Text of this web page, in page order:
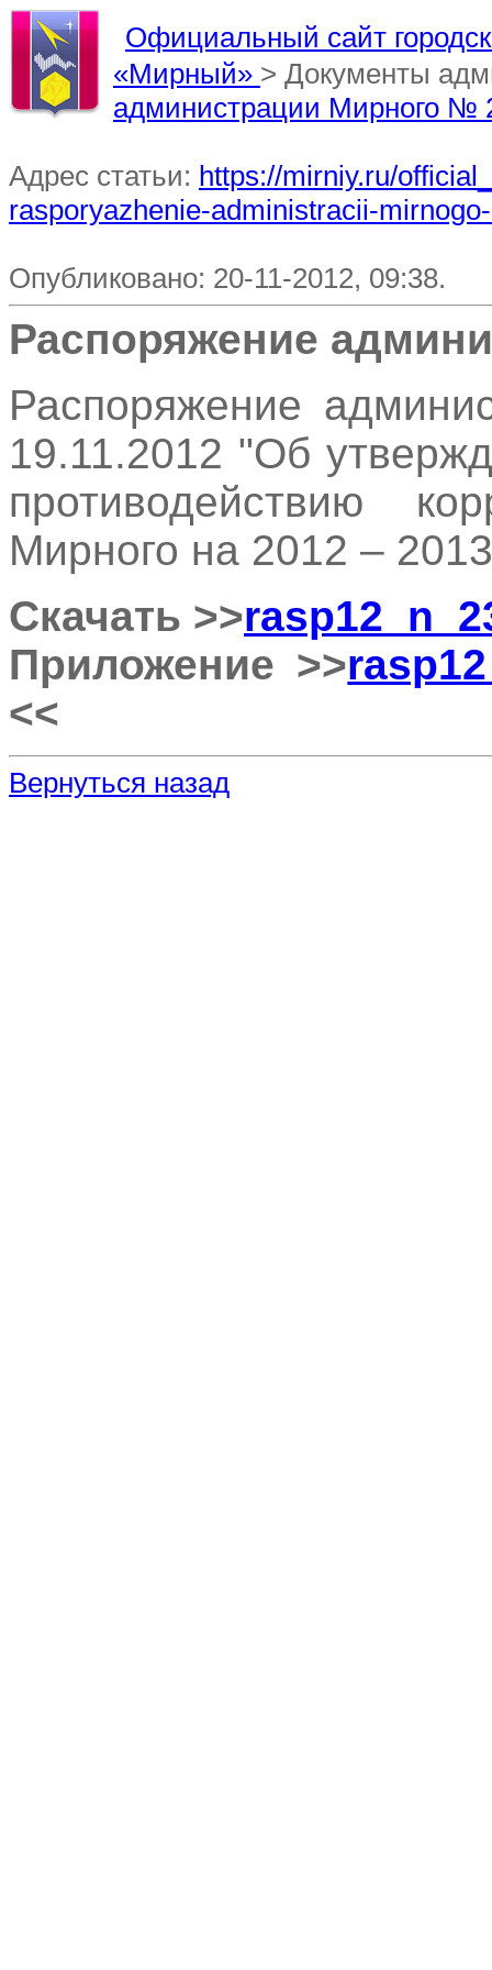
Официальный сайт
«Мирный» > Документы
администрации Мирного №
Адрес статьи: https://mirniy.ru/
rasporyazhenie-administracii-
Опубликовано: 20-11-2012, 09:38.
Распоряжение
Распоряжение
19.11.2012 "Об
противодействию
Мирного на 2012 –
Скачать >>
Приложение >>
<<
Вернуться назад